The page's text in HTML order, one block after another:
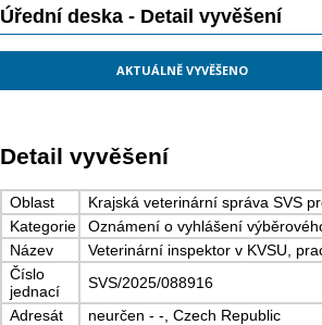
Úřední deska - Detail vyvěšení
AKTUÁLNĚ VYVĚŠENO
Detail vyvěšení
Oblast
Krajská veterinární správa SVS
Kategorie
Oznámení o vyhlášení
Název
Veterinární inspektor v KVSU,
Číslo
jednací
SVS/2025/088916
Adresát
neurčen - -, Czech Republic